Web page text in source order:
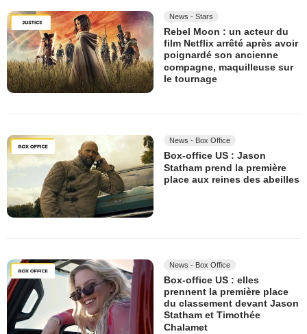
News - Stars
Rebel Moon : un acteur du
film Netflix arrêté après avoir
poignardé son ancienne
compagne, maquilleuse sur
le tournage
News - Box Office
Box-office US : Jason
Statham prend la première
place aux reines des abeilles
News - Box Office
Box-office US : elles
prennent la première place
du classement devant Jason
Statham et Timothée
Chalamet